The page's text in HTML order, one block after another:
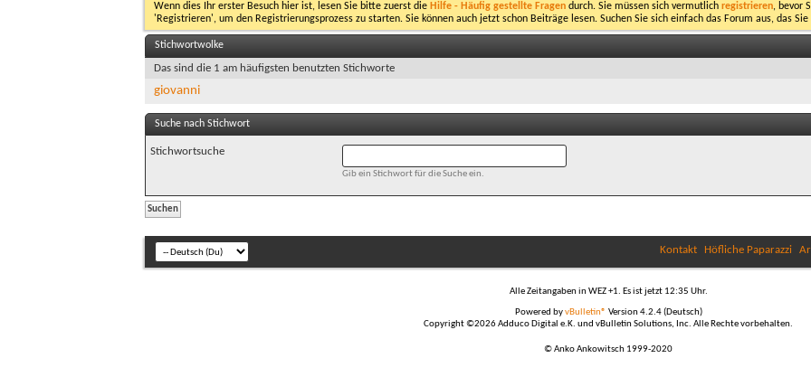
Wenn dies Ihr erster Besuch hier ist, lesen Sie bitte zuerst die Hilfe - Häufig gestellte Fragen durch. Sie müssen sich vermutlich registrieren, bevor
'Registrieren', um den Registrierungsprozess zu starten. Sie können auch jetzt schon Beiträge lesen. Suchen Sie sich einfach das Forum aus, das
Stichwortwolke
Das sind die 1 am häufigsten benutzten Stichworte
giovanni
Suche nach Stichwort
Stichwortsuche
Gib ein Stichwort für die Suche ein.
Kontakt Höfliche Paparazzi
Alle Zeitangaben in WEZ +1. Es ist jetzt 12:35 Uhr.
Powered byvBulletin® Version 4.2.4 (Deutsch)
Copyright ©2026 Adduco Digital e.K. und vBulletin Solutions, Inc. Alle Rechte vorbehalten.
© Anko Ankowitsch 1999-2020